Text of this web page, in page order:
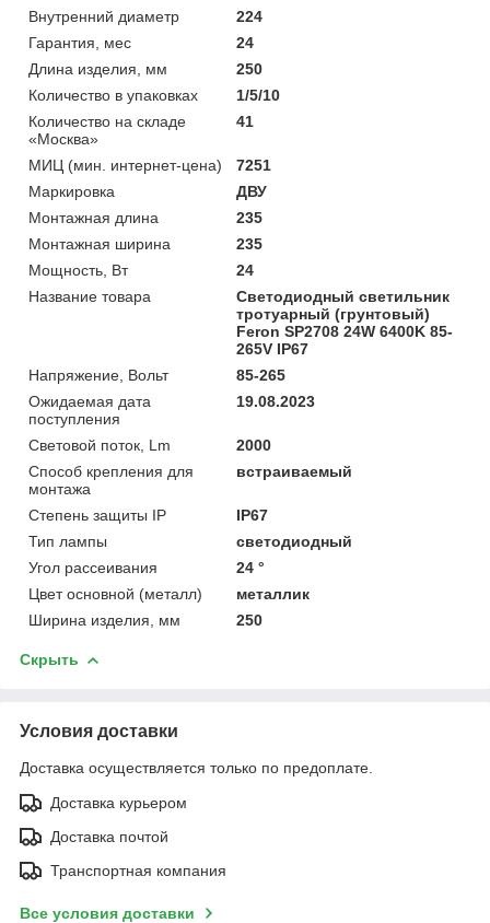
Внутренний диаметр
224
Гарантия, мес
24
Длина изделия, мм
250
Количество в упаковках
1/5/10
Количество на складе
«Москва»
41
МИЦ (мин. интернет-цена)
7251
Маркировка
ДВУ
Монтажная длина
235
Монтажная ширина
235
Мощность, Вт
24
Название товара
Светодиодный светильник
тротуарный (грунтовый)
Feron SP2708 24W 6400K 85-
265V IP67
Напряжение, Вольт
85-265
Ожидаемая дата
поступления
19.08.2023
Световой поток, Lm
2000
Способ крепления для
монтажа
встраиваемый
Степень защиты IP
IP67
Тип лампы
светодиодный
Угол рассеивания
24 °
Цвет основной (металл)
металлик
Ширина изделия, мм
250
Скрыть
Условия доставки
Доставка осуществляется только по предоплате.
Доставка курьером
Доставка почтой
Транспортная компания
Все условия доставки